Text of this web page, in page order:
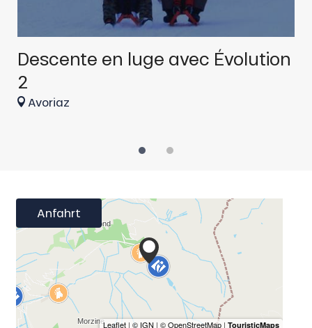
Descente en luge avec Évolution
2
Avoriaz
Anfahrt